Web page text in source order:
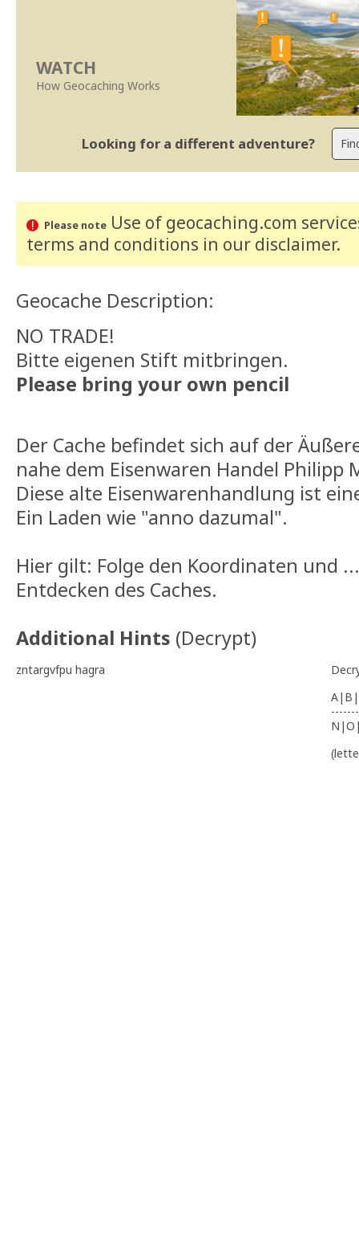
WATCH
How Geocaching Works
Looking for a different adventure?
Please noteUse of geocaching.com
terms and conditions in our disclaimer.
Geocache Description:
NO TRADE!
Bitte eigenen Stift mitbringen.
Please bring your own pencil
Der Cache befindet sich auf der
nahe dem Eisenwaren Handel Philipp
Diese alte Eisenwarenhandlung ist
Ein Laden wie "anno dazumal".
Hier gilt: Folge den Koordinaten und
Entdecken des Caches.
Additional Hints (Decrypt)
zntargvfpu hagra